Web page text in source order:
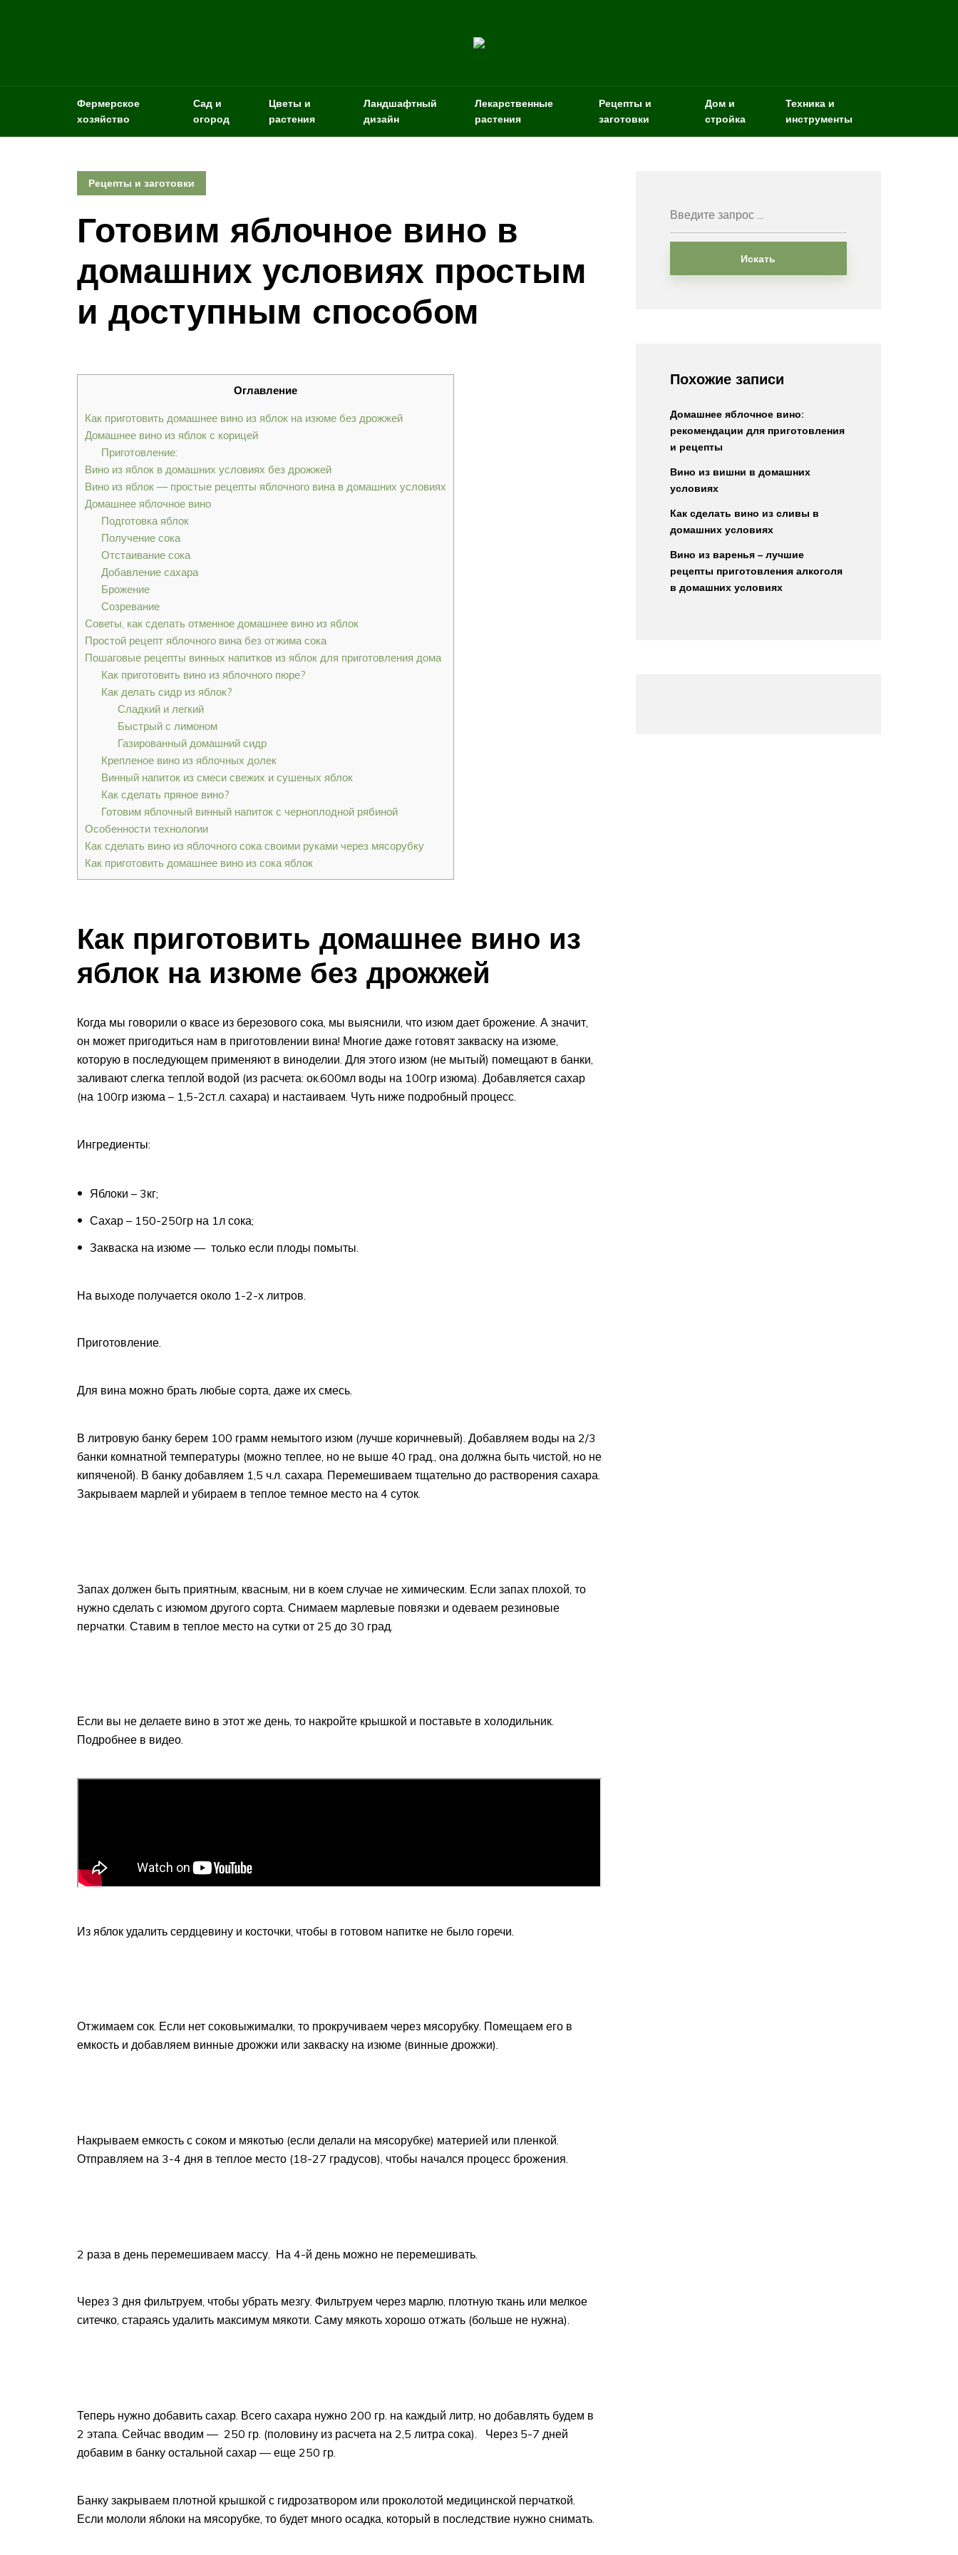
Фермерское
хозяйство
Сад и
огород
Цветы и
растения
Ландшафтный
дизайн
Лекарственные
растения
Рецепты и
заготовки
Дом и
стройка
Техника и
инструменты
Рецепты и заготовки
Готовим яблочное вино в
домашних условиях простым
и доступным способом
Оглавление
Как приготовить домашнее вино из яблок на изюме без дрожжей
Домашнее вино из яблок с корицей
Приготовление:
Вино из яблок в домашних условиях без дрожжей
Вино из яблок — простые рецепты яблочного вина в домашних условиях
Домашнее яблочное вино
Подготовка яблок
Получение сока
Отстаивание сока
Добавление сахара
Брожение
Созревание
Советы, как сделать отменное домашнее вино из яблок
Простой рецепт яблочного вина без отжима сока
Пошаговые рецепты винных напитков из яблок для приготовления дома
Как приготовить вино из яблочного пюре?
Как делать сидр из яблок?
Сладкий и легкий
Быстрый с лимоном
Газированный домашний сидр
Крепленое вино из яблочных долек
Винный напиток из смеси свежих и сушеных яблок
Как сделать пряное вино?
Готовим яблочный винный напиток с черноплодной рябиной
Особенности технологии
Как сделать вино из яблочного сока своими руками через мясорубку
Как приготовить домашнее вино из сока яблок
Как приготовить домашнее вино из
яблок на изюме без дрожжей
Когда мы говорили о квасе из березового сока, мы выяснили, что изюм дает брожение. А значит,
он может пригодиться нам в приготовлении вина! Многие даже готовят закваску на изюме,
которую в последующем применяют в виноделии. Для этого изюм (не мытый) помещают в банки,
заливают слегка теплой водой (из расчета: ок.600мл воды на 100гр изюма). Добавляется сахар
(на 100гр изюма – 1,5-2ст.л. сахара) и настаиваем. Чуть ниже подробный процесс.
Ингредиенты:
Яблоки – 3кг;
Сахар – 150-250гр на 1л сока;
Закваска на изюме — только если плоды помыты.
На выходе получается около 1-2-х литров.
Приготовление.
Для вина можно брать любые сорта, даже их смесь.
В литровую банку берем 100 грамм немытого изюм (лучше коричневый). Добавляем воды на 2/3
банки комнатной температуры (можно теплее, но не выше 40 град., она должна быть чистой, но не
кипяченой). В банку добавляем 1,5 ч.л. сахара. Перемешиваем тщательно до растворения сахара.
Закрываем марлей и убираем в теплое темное место на 4 суток.
Запах должен быть приятным, квасным, ни в коем случае не химическим. Если запах плохой, то
нужно сделать с изюмом другого сорта. Снимаем марлевые повязки и одеваем резиновые
перчатки. Ставим в теплое место на сутки от 25 до 30 град.
Если вы не делаете вино в этот же день, то накройте крышкой и поставьте в холодильник.
Подробнее в видео.
Из яблок удалить сердцевину и косточки, чтобы в готовом напитке не было горечи.
Отжимаем сок. Если нет соковыжималки, то прокручиваем через мясорубку. Помещаем его в
емкость и добавляем винные дрожжи или закваску на изюме (винные дрожжи).
Накрываем емкость с соком и мякотью (если делали на мясорубке) материей или пленкой.
Отправляем на 3-4 дня в теплое место (18-27 градусов), чтобы начался процесс брожения.
2 раза в день перемешиваем массу. На 4-й день можно не перемешивать.
Через 3 дня фильтруем, чтобы убрать мезгу. Фильтруем через марлю, плотную ткань или мелкое
ситечко, стараясь удалить максимум мякоти. Саму мякоть хорошо отжать (больше не нужна).
Теперь нужно добавить сахар. Всего сахара нужно 200 гр. на каждый литр, но добавлять будем в
2 этапа. Сейчас вводим — 250 гр. (половину из расчета на 2,5 литра сока). Через 5-7 дней
добавим в банку остальной сахар — еще 250 гр.
Банку закрываем плотной крышкой с гидрозатвором или проколотой медицинской перчаткой.
Если мололи яблоки на мясорубке, то будет много осадка, который в последствие нужно снимать.
Искать
Похожие записи
Домашнее яблочное вино:
рекомендации для приготовления
и рецепты
Вино из вишни в домашних
условиях
Как сделать вино из сливы в
домашних условиях
Вино из варенья – лучшие
рецепты приготовления алкоголя
в домашних условиях